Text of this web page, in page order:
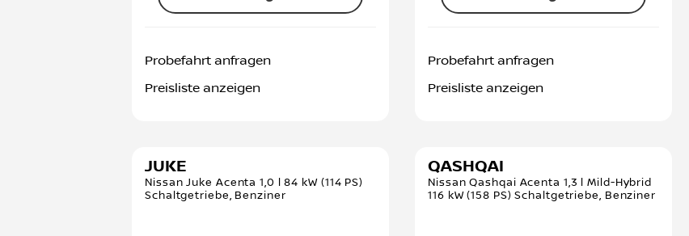
Probefahrt anfragen
Preisliste anzeigen
Probefahrt anfragen
Preisliste anzeigen
JUKE
Nissan Juke Acenta 1,0 l 84 kW (114 PS)
Schaltgetriebe, Benziner
QASHQAI
Nissan Qashqai Acenta 1,3 l Mild-Hybrid
116 kW (158 PS) Schaltgetriebe, Benziner